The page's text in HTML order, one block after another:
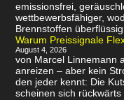
emissionsfrei,
wettbewerbsfähiger,
Brennstoffen
Warum Preissignale
August 4, 2026
von Marcel Linnemann
anreizen – aber kein
den jeder kennt: Die
scheinen sich